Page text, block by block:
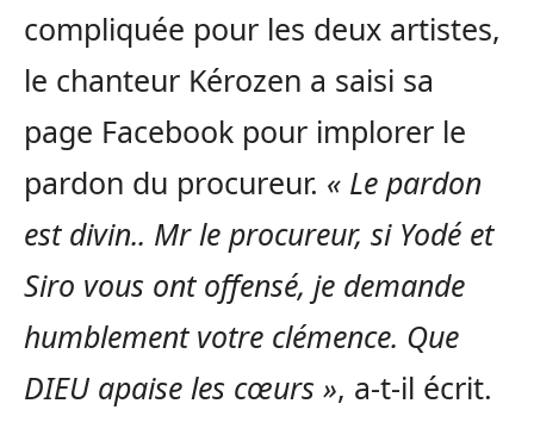
compliquée pour les deux artistes,
le chanteur Kérozen a saisi sa
page Facebook pour implorer le
pardon du procureur. « Le pardon
est divin.. Mr le procureur, si Yodé et
Siro vous ont offensé, je demande
humblement votre clémence. Que
DIEU apaise les cœurs », a-t-il écrit.